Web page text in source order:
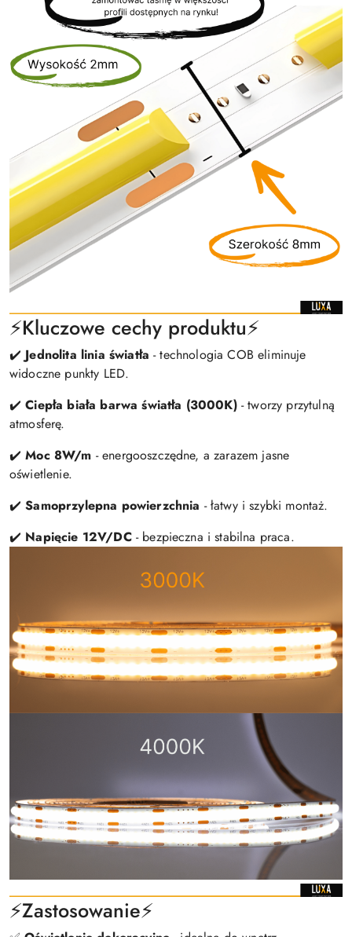
⚡️Kluczowe cechy produktu⚡️
✔️ Jednolita linia światła - technologia COB eliminuje
widoczne punkty LED.
✔️Ciepła biała barwa światła (3000K)- tworzy przytulną
atmosferę.
✔️Moc 8W/m - energooszczędne, a zarazem jasne
oświetlenie.
✔️Samoprzylepna powierzchnia - łatwy i szybki montaż.
✔️ Napięcie 12V/DC- bezpieczna i stabilna praca.
⚡️Zastosowanie⚡️